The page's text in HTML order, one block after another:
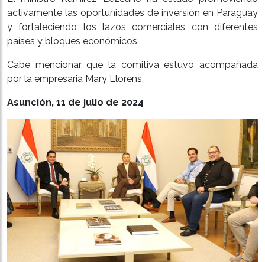
activamente las oportunidades de inversión en Paraguay
y fortaleciendo los lazos comerciales con diferentes
países y bloques económicos.
Cabe mencionar que la comitiva estuvo acompañada
por la empresaria Mary Llorens.
Asunción, 11 de julio de 2024